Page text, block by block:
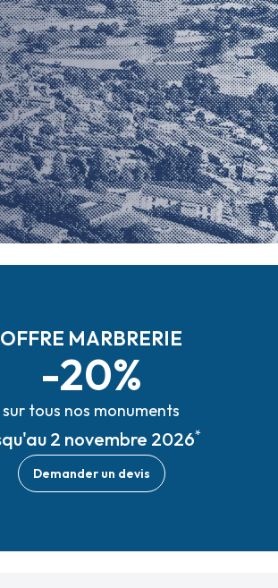
OFFRE MARBRERIE
-20%
sur tous nos monuments
2 novembre 2026*
Demander un devis